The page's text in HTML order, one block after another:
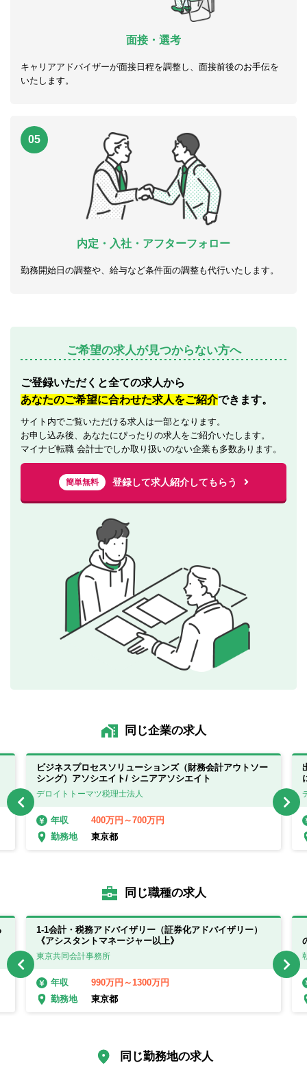
面接・選考
キャリアアドバイザーが面接日程を調整し、面接前後のお手伝を
いたします。
05
内定・入社・アフターフォロー
勤務開始日の調整や、給与など条件面の調整も代行いたします。
ご希望の求人が見つからない方へ
ご登録いただくと全ての求人から
あなたのご希望に合わせた求人をご紹介できます。
サイト内でご覧いただける求人は一部となります。
お申し込み後、あなたにぴったりの求人をご紹介いたします。
マイナビ転職 会計士でしか取り扱いのない企業も多数あります。
簡単無料 登録して求人紹介してもらう
同じ企業の求人
ビジネスプロセスソリューションズ（財務会計アウトソー
シング）アソシエイト/ シニアアソシエイト
デロイトトーマツ税理士法人
年収
400万円～700万円
勤務地
東京都
同じ職種の求人
1-1会計・税務アドバイザリー（証券化アドバイザリー）
《アシスタントマネージャー以上》
東京共同会計事務所
年収
990万円～1300万円
勤務地
東京都
同じ勤務地の求人